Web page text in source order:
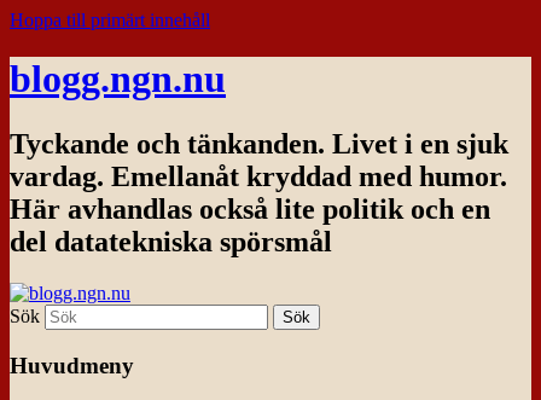
Hoppa till primärt innehåll
blogg.ngn.nu
Tyckande och tänkanden. Livet i en sjuk
vardag. Emellanåt kryddad med humor.
Här avhandlas också lite politik och en
del datatekniska spörsmål
Sök
Huvudmeny